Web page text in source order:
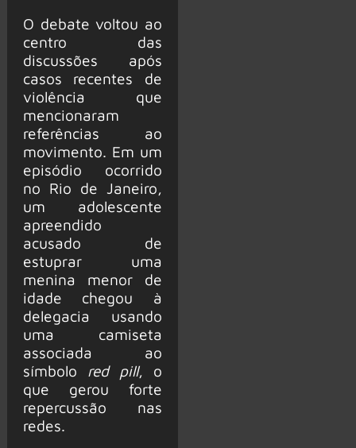
O debate voltou ao
centro das
discussões após
casos recentes de
violência que
mencionaram
referências ao
movimento. Em um
episódio ocorrido
no Rio de Janeiro,
um adolescente
apreendido
acusado de
estuprar uma
menina menor de
idade chegou à
delegacia usando
uma camiseta
associada ao
símbolo red pill, o
que gerou forte
repercussão nas
redes.